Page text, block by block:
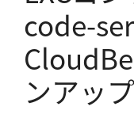
code-
ンアッ